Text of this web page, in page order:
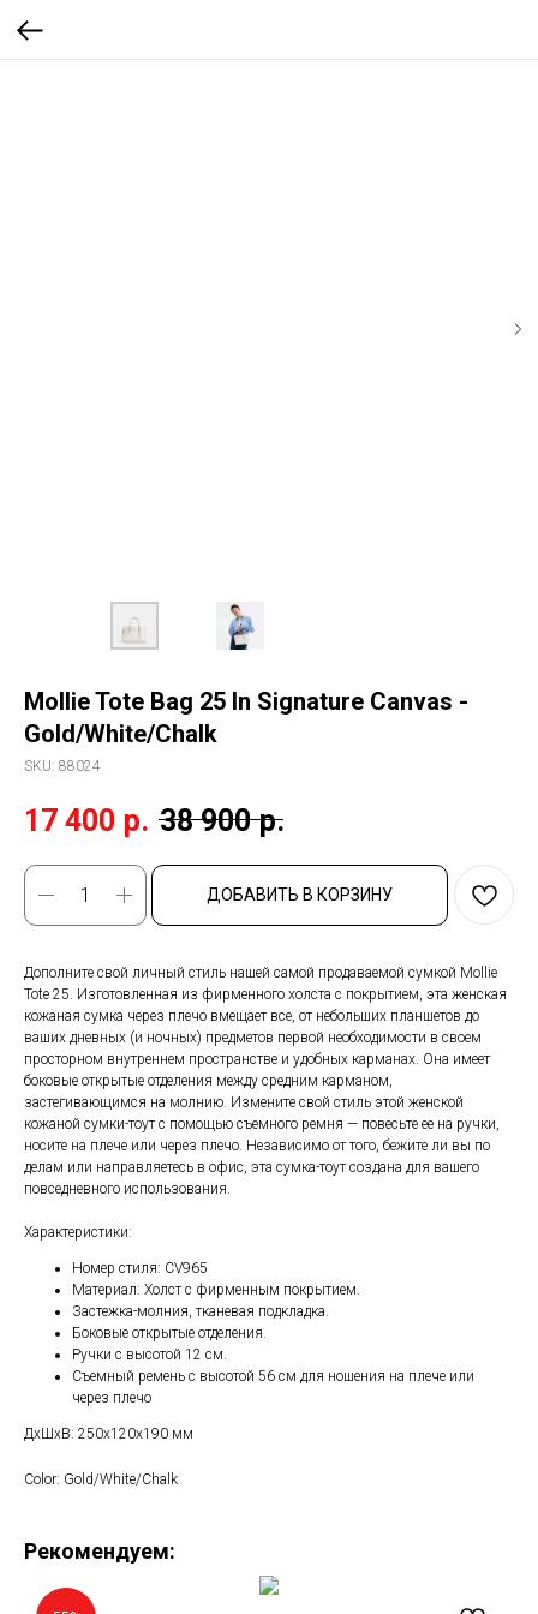
Mollie Tote Bag 25 In Signature Canvas -
Gold/White/Chalk
SKU: 88024
17 400 р. 38 900 р.
ДОБАВИТЬ В КОРЗИНУ
Дополните свой личный стиль нашей самой продаваемой сумкой Mollie
Tote 25. Изготовленная из фирменного холста с покрытием, эта женская
кожаная сумка через плечо вмещает все, от небольших планшетов до
ваших дневных (и ночных) предметов первой необходимости в своем
просторном внутреннем пространстве и удобных карманах. Она имеет
боковые открытые отделения между средним карманом,
застегивающимся на молнию. Измените свой стиль этой женской
кожаной сумки-тоут с помощью съемного ремня — повесьте ее на ручки,
носите на плече или через плечо. Независимо от того, бежите ли вы по
делам или направляетесь в офис, эта сумка-тоут создана для вашего
повседневного использования.
Характеристики:
Номер стиля: CV965
Материал: Холст с фирменным покрытием.
Застежка-молния, тканевая подкладка.
Боковые открытые отделения.
Ручки с высотой 12 см.
Съемный ремень с высотой 56 см для ношения на плече или
через плечо
ДxШxВ: 250x120x190 мм
Color: Gold/White/Chalk
Рекомендуем: